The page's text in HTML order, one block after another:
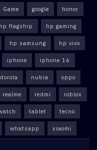
Game google honor
hp flagship hp gaming
hp samsung hp vivo
iphone iphone 16
nubia oppo
realme redmi roblox
tablet tecno
whatsapp xiaomi